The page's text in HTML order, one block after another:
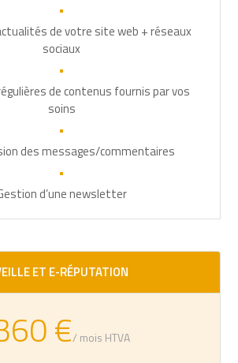
•
de votre site web + réseaux
sociaux
•
de contenus fournis par vos
soins
•
des messages/commentaires
•
d’une newsletter
ET E-RÉPUTATION
€/ mois HTVA